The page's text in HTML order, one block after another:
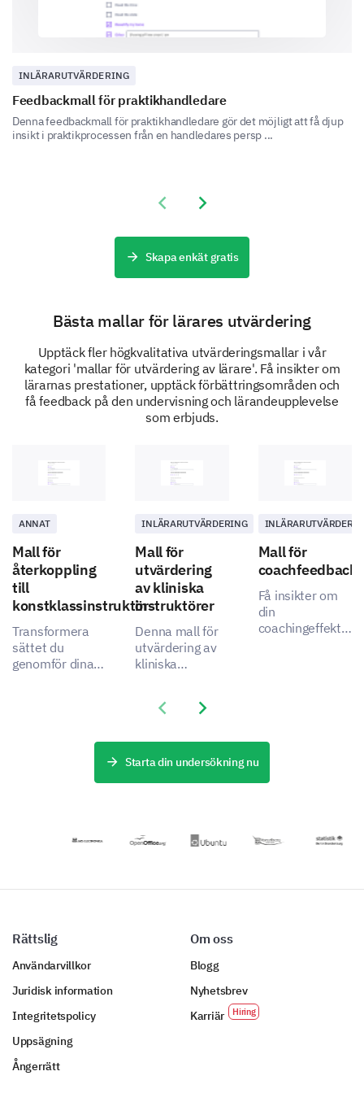
Final Feedback
Please, share any additional comments or
product/services.
INLÄRARUTVÄRDERING
Feedbackmall för praktikhandledare
Denna feedbackmall för praktikhandledare gör det möjligt att få djup
insikt i praktikprocessen från en handledares persp ...
Previous slide
Next slide
Skapa enkät gratis
Bästa mallar för lärares utvärdering
Upptäck fler högkvalitativa utvärderingsmallar i vår
kategori 'mallar för utvärdering av lärare'. Få insikter om
lärarnas prestationer, upptäck förbättringsområden och
få feedback på den undervisning och lärandeupplevelse
som erbjuds.
ANNAT
Mall för
återkoppling
till
konstklassinstruktör
Transformera
sättet du
genomför dina
konstklassinstruktör.
INLÄRARUTVÄRDERING
Mall för
utvärdering
av kliniska
instruktörer
Denna mall för
utvärdering av
kliniska
omfattande
mäta och låsa
upp potentialen
Mall för
coachfeedback
Få insikter om
din
förstå
potentiella
Previous slide
Next slide
Starta din undersökning nu
Rättslig
Användarvillkor
Juridisk information
Integritetspolicy
Uppsägning
Ångerrätt
Om oss
Blogg
Nyhetsbrev
Karriär